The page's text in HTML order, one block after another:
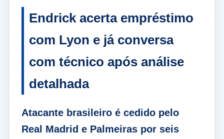
Endrick acerta empréstimo
com Lyon e já conversa
com técnico após análise
detalhada
Atacante brasileiro é cedido pelo
Real Madrid e Palmeiras por seis